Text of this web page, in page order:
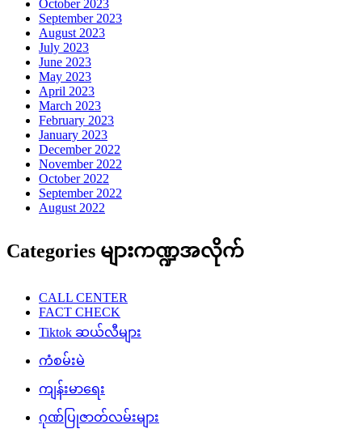
October 2023
September 2023
August 2023
July 2023
June 2023
May 2023
April 2023
March 2023
February 2023
January 2023
December 2022
November 2022
October 2022
September 2022
August 2022
Categories များကဏ္ဍအလိုက်
CALL CENTER
FACT CHECK
Tiktok ဆယ်လီများ
ကံစမ်းမဲ
ကျန်းမာရေး
ဂုဏ်ပြုဇာတ်လမ်းများ